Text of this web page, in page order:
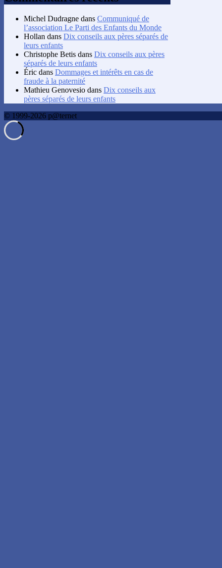
Michel Dudragne dans Communiqué de
l’association Le Parti des Enfants du Monde
Hollan dans Dix conseils aux pères séparés de
leurs enfants
Christophe Betis dans Dix conseils aux pères
séparés de leurs enfants
Éric dans Dommages et intérêts en cas de
fraude à la paternité
Mathieu Genovesio dans Dix conseils aux
pères séparés de leurs enfants
© 1999-2026 p@ternet